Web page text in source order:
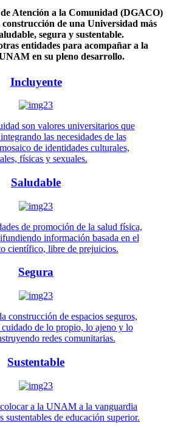
Atención a la Comunidad (DGACO)
de una Universidad más
segura y sustentable.
entidades para acompañar a la
en su pleno desarrollo.
Incluyente
son valores universitarios que
las necesidades de las
de identidades culturales,
físicas y sexuales.
Saludable
de promoción de la salud física,
información basada en el
científico, libre de prejuicios.
Segura
construcción de espacios seguros,
de lo propio, lo ajeno y lo
redes comunitarias.
Sustentable
a la UNAM a la vanguardia
sustentables de educación superior.